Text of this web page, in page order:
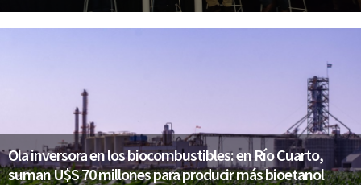
Ola inversora en los biocombustibles: en Río Cuarto,
suman U$S 70 millones para producir más bioetanol